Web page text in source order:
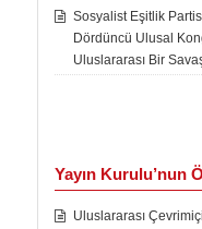
Sosyalist Eşitlik
Dördüncü Ulusal
Uluslararası Bir
Yayın Kurulu’nun
Uluslararası Çevrimiçi